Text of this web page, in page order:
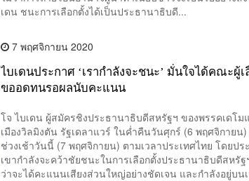
เดน ชนะการเลือกตั้งได้เป็นประธานาธิบดี...
7 พฤศจิกายน 2020
ไบเดนประกาศ ‘เรากำลังจะชนะ’ มั่นใจได้คณะผู้เ
ขออดทนรอผลนับคะแนน
โจ ไบเดน ผู้สมัครชิงประธานาธิบดีสหรัฐฯ ของพรรคเดโม
เมืองวิลมิงตัน รัฐเดลาแวร์ ในค่ำคืนวันศุกร์ (6 พฤศจิกายน
ช่วงเช้าวันนี้ (7 พฤศจิกายน) ตามเวลาประเทศไทย โดยป
เขากำลังจะคว้าชัยชนะในการเลือกตั้งประธานาธิบดีสหรั
ว่าจะได้คะแนนเสียงส่วนใหญ่อย่างชัดเจน และกำลังอยู่บน